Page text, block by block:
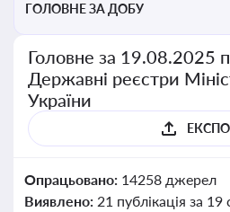
ГОЛОВНЕ ЗА ДОБУ
Головне за 19.08.2025
Державні реєстри
України
Опрацьовано: 14258 джерел
Виявлено: 21 публікація за 19